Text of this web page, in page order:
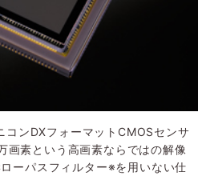
ンDXフォーマットCMOSセンサ
素という高画素ならではの解像
ーパスフィルター※を用いない仕